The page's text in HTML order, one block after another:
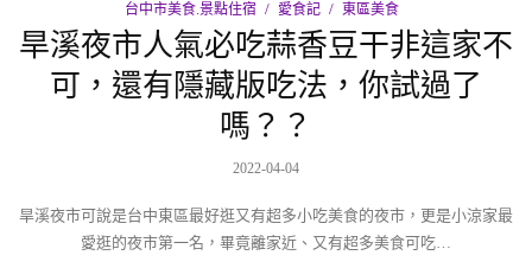
台中市美食.景點住宿 愛食記 東區美食
旱溪夜市人氣必吃蒜香豆干非這家不
可，還有隱藏版吃法，你試過了
嗎？？
2022-04-04
旱溪夜市可說是台中東區最好逛又有超多小吃美食的夜市，更是小涼家最
愛逛的夜市第一名，畢竟離家近、又有超多美食可吃…